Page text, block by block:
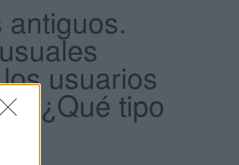
usuarios
¿Qué tipo